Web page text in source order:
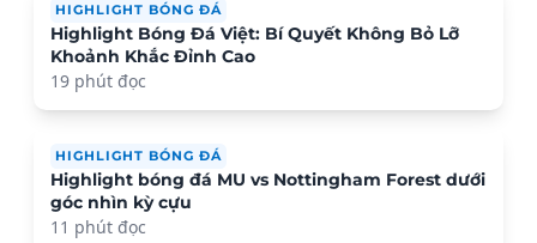
HIGHLIGHT BÓNG ĐÁ
Highlight Bóng Đá Việt: Bí Quyết Không Bỏ Lỡ
Khoảnh Khắc Đỉnh Cao
19 phút đọc
HIGHLIGHT BÓNG ĐÁ
Highlight bóng đá MU vs Nottingham Forest dưới
góc nhìn kỳ cựu
11 phút đọc